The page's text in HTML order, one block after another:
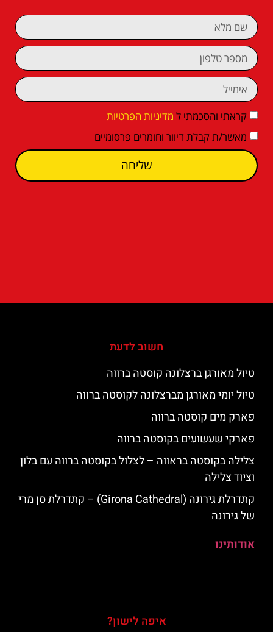
קראתי והסכמתי ל מדיניות הפרטיות
מאשר/ת קבלת דיוור וחומרים פרסומיים
שליחה
חשוב לדעת
טיול מאורגן ברצלונה קוסטה ברווה
טיול יומי מאורגן מברצלונה לקוסטה ברווה
פארק מים קוסטה ברווה
פארקי שעשועים בקוסטה ברווה
צלילה בקוסטה בראווה – לצלול בקוסטה ברווה עם בלון
וציוד צלילה
קתדרלת גירונה (Girona Cathedral) – קתדרלת סן מרי
של גירונה
אודותינו
איפה לישון?